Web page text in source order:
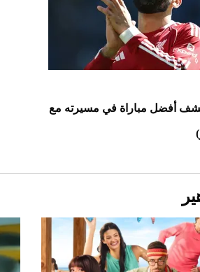
في العالم للرجال تمنحك فخامة
"بوجاتي ميسترال" الاستثنائية للبيع في
مزاد مونتيري
2026-07-23
أفضل مباراة في مسيرته مع